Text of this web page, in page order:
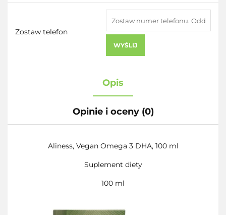
Zostaw telefon
WYŚLIJ
Opis
Opinie i oceny (0)
Aliness, Vegan Omega 3 DHA, 100 ml
Suplement diety
100 ml